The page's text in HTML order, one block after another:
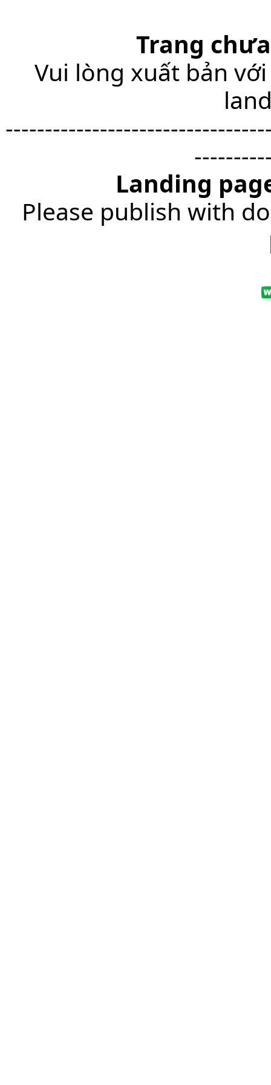
Trang
Vui lòng xuất bản
Landing
Please publish with